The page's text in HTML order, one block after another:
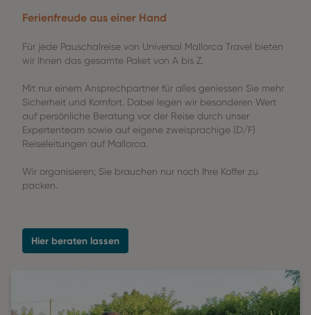
Ferienfreude aus einer Hand
Für jede Pauschalreise von Universal Mallorca Travel bieten
wir Ihnen das gesamte Paket von A bis Z.
Mit nur einem Ansprechpartner für alles geniessen Sie mehr
Sicherheit und Komfort. Dabei legen wir besonderen Wert
auf persönliche Beratung vor der Reise durch unser
Expertenteam sowie auf eigene zweisprachige (D/F)
Reiseleitungen auf Mallorca.
Wir organisieren; Sie brauchen nur noch Ihre Koffer zu
packen.
Hier beraten lassen